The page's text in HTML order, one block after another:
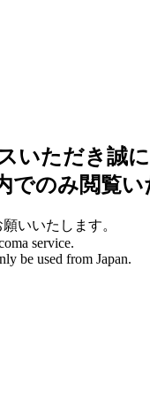
いただき誠
でのみ閲覧い
いいたします。
service.
be used from Japan.